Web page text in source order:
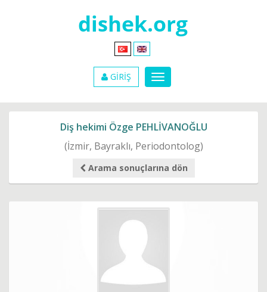
GİRİŞ
Diş hekimi Özge PEHLİVANOĞLU
(İzmir, Bayraklı, Periodontolog)
Arama sonuçlarına dön